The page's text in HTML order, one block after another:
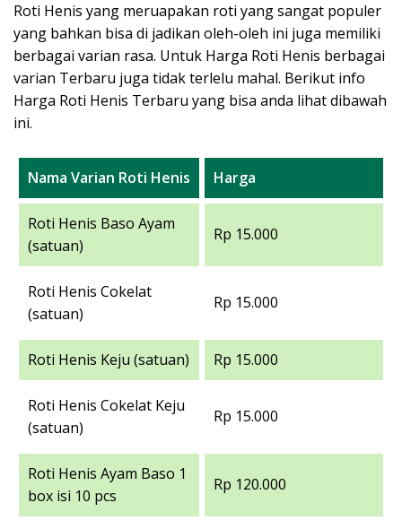
Roti Henis yang meruapakan roti yang sangat populer
yang bahkan bisa di jadikan oleh-oleh ini juga memiliki
berbagai varian rasa. Untuk Harga Roti Henis berbagai
varian Terbaru juga tidak terlelu mahal. Berikut info
Harga Roti Henis Terbaru yang bisa anda lihat dibawah
ini.
Nama Varian Roti Henis Harga
Roti Henis Baso Ayam
(satuan)
Rp 15.000
Roti Henis Cokelat
(satuan)
Rp 15.000
Roti Henis Keju (satuan) Rp 15.000
Roti Henis Cokelat Keju
(satuan)
Rp 15.000
Roti Henis Ayam Baso 1
box isi 10 pcs
Rp 120.000